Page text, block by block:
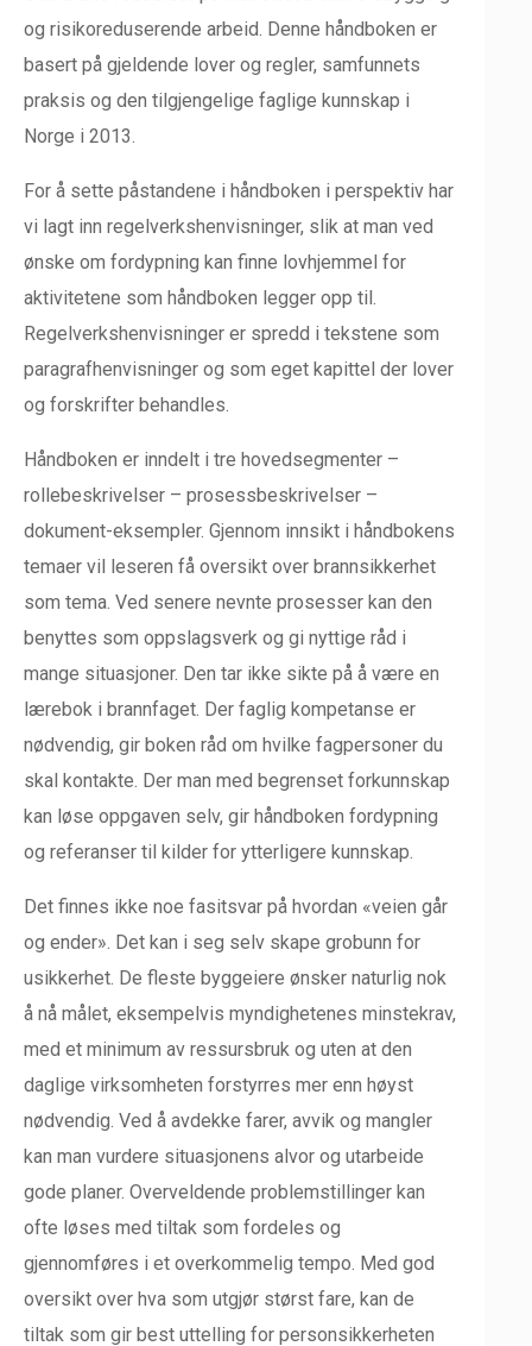
og risikoreduserende arbeid. Denne håndboken er
basert på gjeldende lover og regler, samfunnets
praksis og den tilgjengelige faglige kunnskap i
Norge i 2013.
For å sette påstandene i håndboken i perspektiv har
vi lagt inn regelverkshenvisninger, slik at man ved
ønske om fordypning kan finne lovhjemmel for
aktivitetene som håndboken legger opp til.
Regelverkshenvisninger er spredd i tekstene som
paragrafhenvisninger og som eget kapittel der lover
og forskrifter behandles.
Håndboken er inndelt i tre hovedsegmenter –
rollebeskrivelser – prosessbeskrivelser –
dokument-eksempler. Gjennom innsikt i håndbokens
temaer vil leseren få oversikt over brannsikkerhet
som tema. Ved senere nevnte prosesser kan den
benyttes som oppslagsverk og gi nyttige råd i
mange situasjoner. Den tar ikke sikte på å være en
lærebok i brannfaget. Der faglig kompetanse er
nødvendig, gir boken råd om hvilke fagpersoner du
skal kontakte. Der man med begrenset forkunnskap
kan løse oppgaven selv, gir håndboken fordypning
og referanser til kilder for ytterligere kunnskap.
Det finnes ikke noe fasitsvar på hvordan «veien går
og ender». Det kan i seg selv skape grobunn for
usikkerhet. De fleste byggeiere ønsker naturlig nok
å nå målet, eksempelvis myndighetenes minstekrav,
med et minimum av ressursbruk og uten at den
daglige virksomheten forstyrres mer enn høyst
nødvendig. Ved å avdekke farer, avvik og mangler
kan man vurdere situasjonens alvor og utarbeide
gode planer. Overveldende problemstillinger kan
ofte løses med tiltak som fordeles og
gjennomføres i et overkommelig tempo. Med god
oversikt over hva som utgjør størst fare, kan de
tiltak som gir best uttelling for personsikkerheten